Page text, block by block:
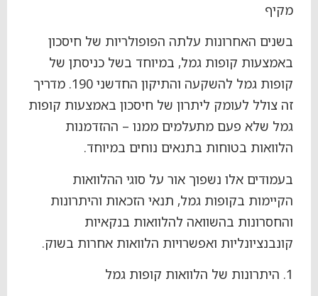
מקיף
בשנים האחרונות עלתה הפופולריות של חיסכון
באמצעות קופות גמל, במיוחד בשל כניסתן של
קופות גמל להשקעה והתיקון החדשני 190. מדריך
זה צולל לעומק ליתרון של חיסכון באמצעות קופות
גמל שלא פעם מתעלמים ממנו – ההזדמנות
הלוואות בטוחות בתנאים נוחים במיוחד.
בעמודים אלו נשפוך אור על סוגי ההלוואות
הקיימות בקופות גמל, תנאי הזכאות והיתרונות
והחסרונות בהשוואה להלוואות בנקאיות
קונבנציונליות ואפשרויות הלוואות אחרות בשוק.
1. היתרונות של הלוואות קופות גמל